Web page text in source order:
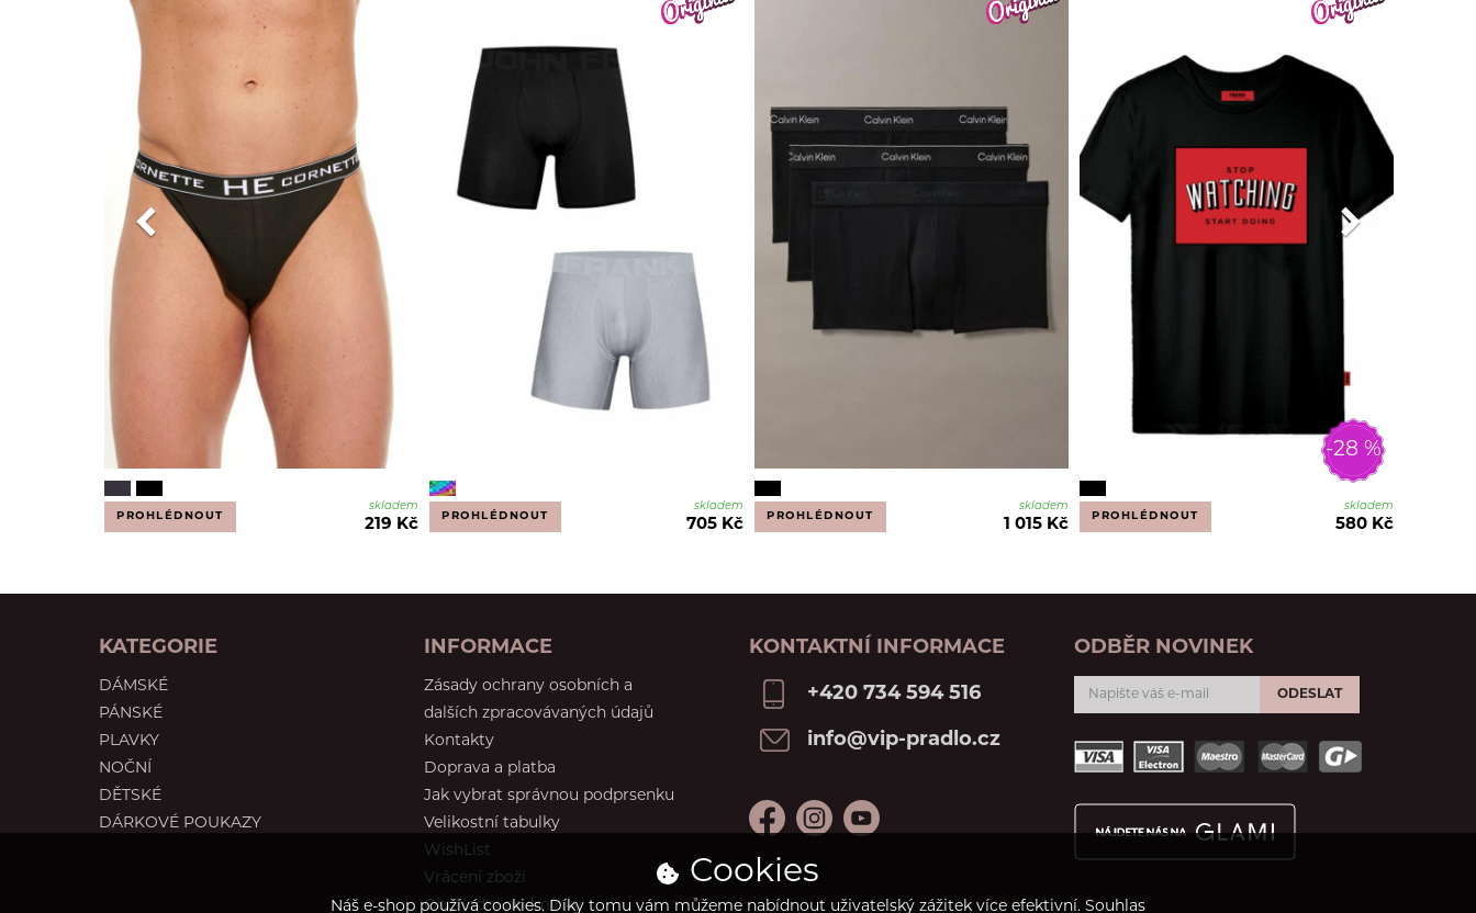
PROHLÉDNOUT
skladem
219 Kč
PROHLÉDNOUT
skladem
705 Kč
PROHLÉDNOUT
skladem
1 015 Kč
-28 %
PROHLÉDNOUT
skladem
580 Kč
KATEGORIE
DÁMSKÉ
PÁNSKÉ
PLAVKY
NOČNÍ
DĚTSKÉ
DÁRKOVÉ POUKAZY
INFORMACE
Zásady ochrany osobních a
dalších zpracovávaných údajů
Kontakty
Doprava a platba
Jak vybrat správnou podprsenku
Velikostní tabulky
WishList
Vrácení zboží
Obchodní podmínky
KONTAKTNÍ INFORMACE
+420 734 594 516
info@vip-pradlo.cz
ODBĚR NOVINEK
ODESLAT
Cookies
Náš e-shop používá cookies. Díky tomu vám můžeme nabídnout uživatelský zážitek více efektivní. Souhlas